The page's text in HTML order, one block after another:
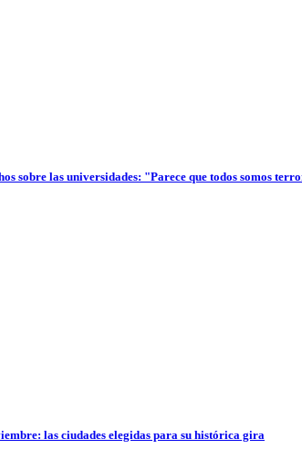
sobre las universidades: "Parece que todos somos
las ciudades elegidas para su histórica gira